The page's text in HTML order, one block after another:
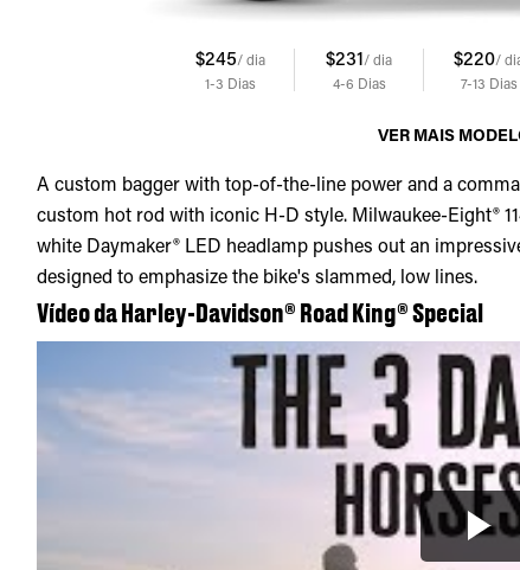
$245/ dia
1-3 Dias
$231/ dia
4-6 Dias
$220/
7-13 Dias
VER MAIS
A custom bagger with top-of-the-line power and a
custom hot rod with iconic H-D style. Milwaukee-Eight®
white Daymaker® LED headlamp pushes out an
designed to emphasize the bike's slammed, low lines.
Vídeo da Harley-Davidson® Road King® Special